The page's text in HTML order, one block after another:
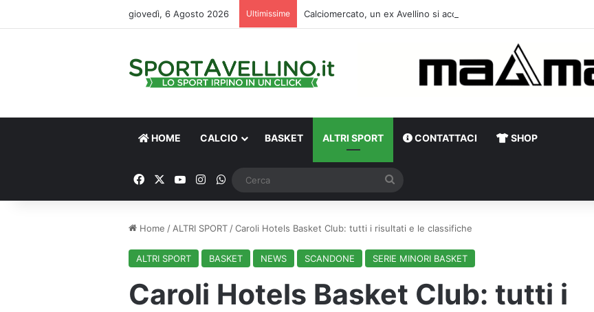
giovedì, 6 Agosto 2026 Ultimissime Calciomercato, un ex Avellino si accasa al Catania: i dettagli
HOME CALCIO BASKET ALTRI SPORT CONTATTACI SHOP
FacebookYou TubeInstagram
WhatsApp
Home / ALTRI SPORT /Caroli Hotels Basket Club: tutti i risultati e le classifiche
ALTRI SPORT BASKET NEWS SCANDONE SERIE MINORI BASKET
Caroli Hotels Basket Club: tutti i